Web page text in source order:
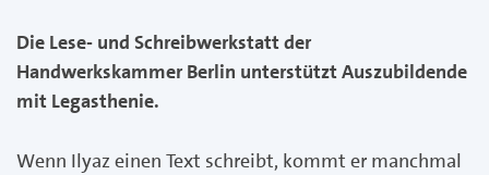
Die Lese- und Schreibwerkstatt der
Handwerkskammer Berlin unterstützt Auszubildende
mit Legasthenie.
Wenn Ilyaz einen Text schreibt, kommt er manchmal